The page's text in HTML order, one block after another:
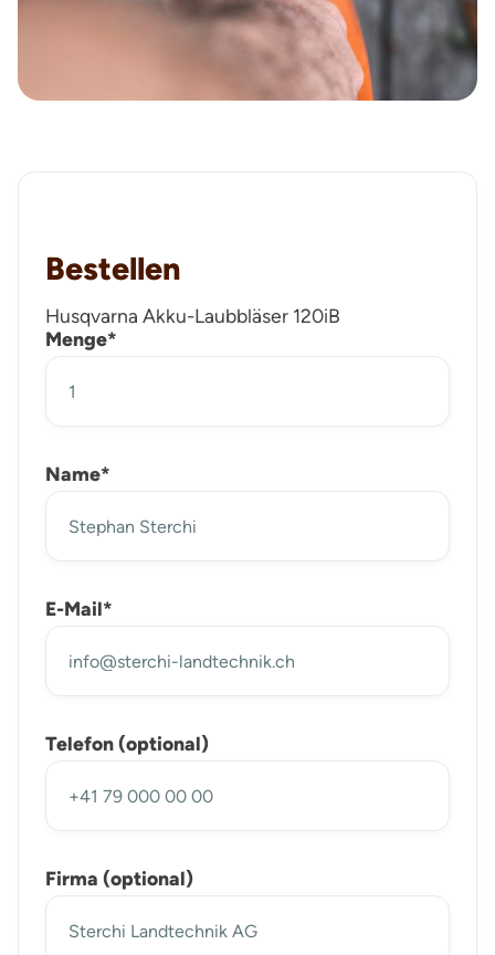
Bestellen
Husqvarna Akku-Laubbläser 120iB
Menge*
Name*
E-Mail*
Telefon (optional)
Firma (optional)